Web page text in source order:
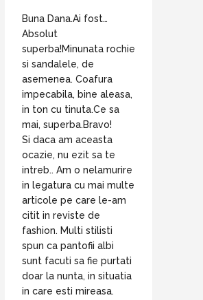
Buna Dana.Ai fost…
Absolut
superba!Minunata rochie
si sandalele, de
asemenea. Coafura
impecabila, bine aleasa,
in ton cu tinuta.Ce sa
mai, superba.Bravo!
Si daca am aceasta
ocazie, nu ezit sa te
intreb.. Am o nelamurire
in legatura cu mai multe
articole pe care le-am
citit in reviste de
fashion. Multi stilisti
spun ca pantofii albi
sunt facuti sa fie purtati
doar la nunta, in situatia
in care esti mireasa.